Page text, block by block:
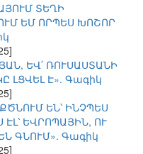
ՏԵՂԻ
ԵՄ ՈՐՊԵՍ ԽՈՇՈՐ
ԵՎ՛ ՌՈՒՍԱՍՏԱՆԻ
ԼՑՎԵԼ Է». Գագիկ
ԵՆ՝ ԻՆՉՊԵՍ
ԵՎՐՈՊԱՅԻՆ, ՈՒ
ԳՆՈՒՄ». Գագիկ